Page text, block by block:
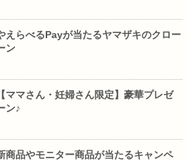
えらべるPayが当たるヤマザキのクロー
ン
ママさん・妊婦さん限定】豪華プレゼ
ン♪
商品やモニター商品が当たるキャンペ